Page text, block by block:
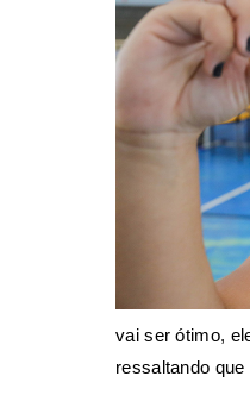
vai ser ótimo,
ressaltando